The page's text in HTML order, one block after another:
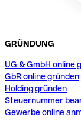
GRÜNDUNG
UG & GmbH online
GbR online gründen
Holding gründen
Steuernummer
Gewerbe online